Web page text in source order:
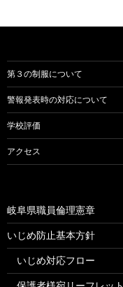
第３の制服について
警報発表時の対応について
学校評価
アクセス
岐阜県職員倫理憲章
いじめ防止基本方針
いじめ対応フロー